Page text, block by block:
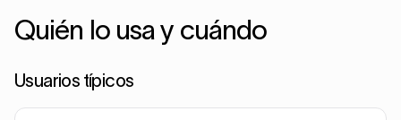
Quién lo usa y cuándo
Usuarios típicos